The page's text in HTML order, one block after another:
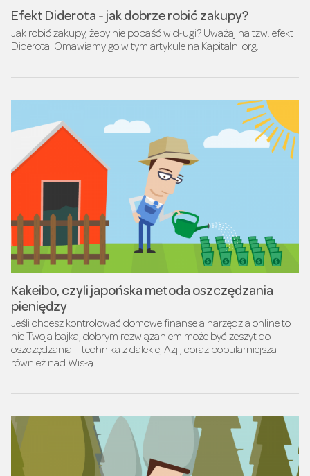
Efekt Diderota - jak dobrze robić zakupy?
Jak robić zakupy, żeby nie popaść w długi? Uważaj na tzw. efekt
Diderota. Omawiamy go w tym artykule na Kapitalni.org.
Kakeibo, czyli japońska metoda oszczędzania
pieniędzy
Jeśli chcesz kontrolować domowe finanse a narzędzia online to
nie Twoja bajka, dobrym rozwiązaniem może być zeszyt do
oszczędzania – technika z dalekiej Azji, coraz popularniejsza
również nad Wisłą.